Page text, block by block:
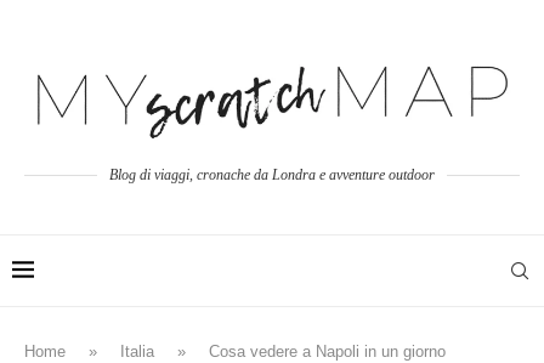
Blog di viaggi, cronache da Londra e avventure outdoor
Home » Italia » Cosa vedere a Napoli in un giorno